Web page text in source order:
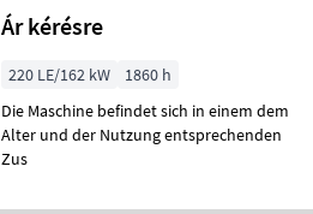
Ár kérésre
220 LE/162 kW
1860 h
Die Maschine befindet sich in einem dem
Alter und der Nutzung entsprechenden
Zus